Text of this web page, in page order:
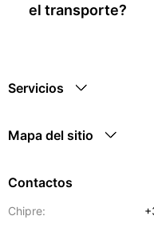
el transporte?
Servicios
Mapa del sitio
Contactos
Chipre: